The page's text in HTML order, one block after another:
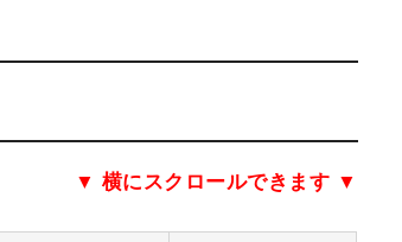
▼ 横にスクロールできます ▼